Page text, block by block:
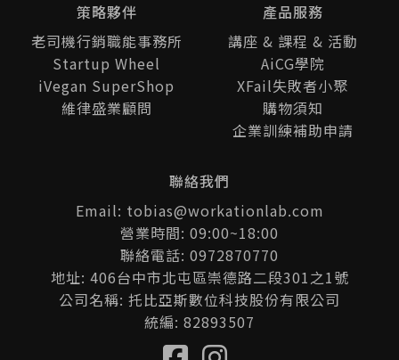
策略夥伴
老司機行銷職能事務所
Startup Wheel
iVegan SuperShop
維律盛業顧問
產品服務
講座 & 課程 & 活動
AiCG學院
XFail失敗者小聚
購物須知
企業訓練補助申請
聯絡我們
Email: tobias@workationlab.com
營業時間: 09:00~18:00
聯絡電話: 0972870770
地址: 406台中市北屯區崇德路二段301之1號
公司名稱: 托比亞斯數位科技股份有限公司
統編: 82893507